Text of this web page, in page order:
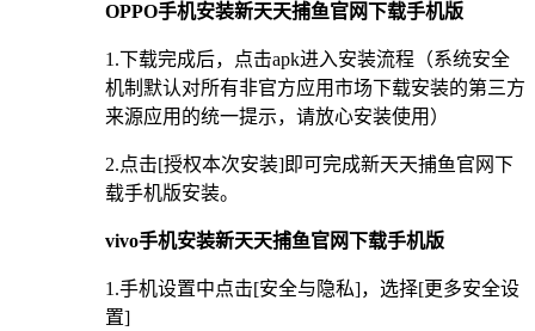
OPPO手机安装新天天捕鱼官网下载手机版
1.下载完成后，点击apk进入安装流程（系统安全
机制默认对所有非官方应用市场下载安装的第三方
来源应用的统一提示，请放心安装使用）
2.点击[授权本次安装]即可完成新天天捕鱼官网下
载手机版安装。
vivo手机安装新天天捕鱼官网下载手机版
1.手机设置中点击[安全与隐私]，选择[更多安全设
置]